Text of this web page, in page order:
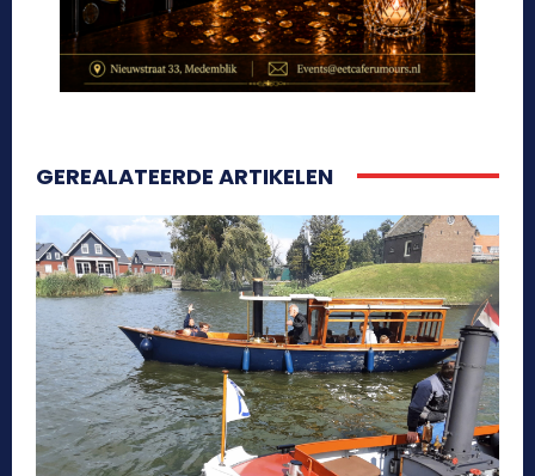
GEREALATEERDE ARTIKELEN